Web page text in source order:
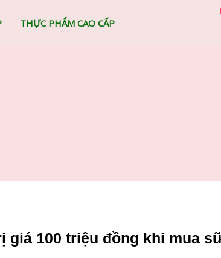
THỰC PHẨM CAO CẤP
100 triệu đồng khi mua